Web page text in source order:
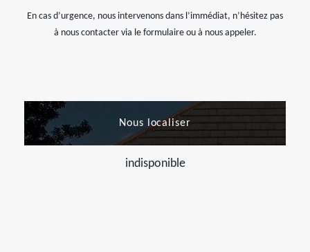
En cas d’urgence, nous intervenons dans l’immédiat, n’hésitez pas
à nous contacter via le formulaire ou à nous appeler.
Nous localiser
indisponible